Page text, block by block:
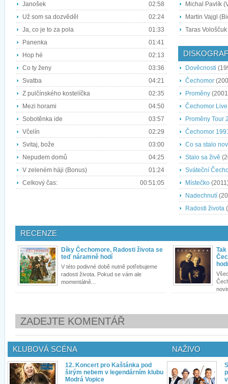
Janošek
02:58
Už som sa dozvěděl
02:24
Ja, co je to za pola
01:33
Panenka
01:41
Hop hé
02:13
Co ty ženy
03:36
Svatba
04:21
Z pulčínského kostelíčka
02:35
Mezi horami
04:50
Sobotěnka ide
03:57
Včelín
02:29
Svitaj, bože
03:00
Nepudem domů
04:25
V zeleném háji (Bonus)
01:24
Celkový čas:
00:51:05
Michal Pavlík
Martin Vajgl
Taras
Dověcnosti
Čechomor
Proměny
Čechomor Live
Proměny Tour
Čechomor
Co sa stalo
Stalo sa živě
Sváteční
Místečko
Nadechnutí
Radosti života
RECENZE
Díky Čechomore, Radosti života se
teď náramně hodí
V této podivné době nutně potřebujeme
radosti života. Pokud se vám ale
momentálně...
ZADEJTE KOMENTÁŘ
KLUBOVÁ SCÉNA
12. Koncert pro Kaštánka pod
širým nebem v legendárním klubu
Modrá Vopice
NAŽIVO